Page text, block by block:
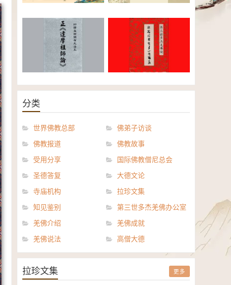
真谛》普通话恭诵（全）电子书
辩语
分类
世界佛教总部
佛弟子访谈
佛教报道
佛教故事
受用分享
国际佛教僧尼总会
圣德答复
大德文论
寺庙机构
拉珍文集
知见鉴别
第三世多杰羌佛办公室
羌佛介绍
羌佛成就
羌佛说法
高僧大德
更多
拉珍文集